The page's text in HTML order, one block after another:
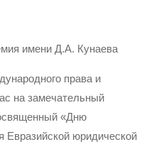
имени Д.А. Кунаева
права и
на замечательный
«Дню
Евразийской юридической